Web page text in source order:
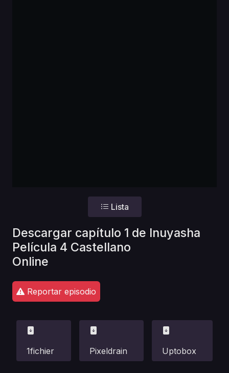
Lista
Descargar capítulo 1 de Inuyasha
Película 4 Castellano
Online
Reportar episodio
1fichier Pixeldrain Uptobox